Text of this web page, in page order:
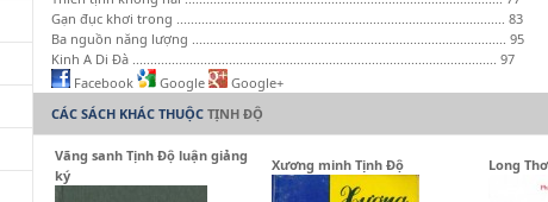
Gạn đục khơi trong ............................................................................................ 83
Ba nguồn năng lượng ........................................................................................ 95
Kinh A Di Đà ...................................................................................................... 97
Facebook
Google
Google+
CÁC SÁCH KHÁC THUỘC TỊNH ĐỘ
Vãng sanh Tịnh Độ luận giảng
ký
Xương minh Tịnh Độ Long